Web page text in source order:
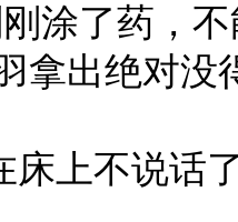
涂了药，
拿出绝对没
上不说话